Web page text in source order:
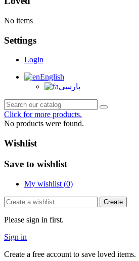
No items
Settings
Login
English
پارسی
Click for more products.
No products were found.
Wishlist
Save to wishlist
My wishlist (0)
Create
Please sign in first.
Sign in
Create a free account to save loved items.